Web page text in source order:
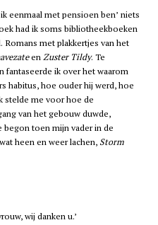
eenmaal met pensioen ben’ niets
had ik soms bibliotheekboeken
met plakkertjes van het
enZuster Tildy. Te
fantaseerde ik over het waarom
habitus, hoe ouder hij werd, hoe
stelde me voor hoe de
van het gebouw duwde,
begon toen mijn vader in de
heen en weer lachen, Storm
wij danken u.’